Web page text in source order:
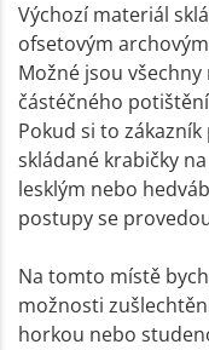
Výchozí materiál
ofsetovým
Možné jsou
částéčného
Pokud si to
skládané krabičky
lesklým nebo
postupy se
Na tomto místě
možnosti
horkou nebo